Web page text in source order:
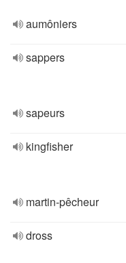
aumôniers
sappers
sapeurs
kingfisher
martin-pêcheur
dross